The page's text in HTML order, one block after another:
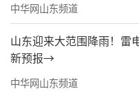
买服务器就能将研
以搞定一个复杂
位”的逻辑。
中华网山东频道
山东迎来大范围降雨！雷
新预报→
中华网山东频道